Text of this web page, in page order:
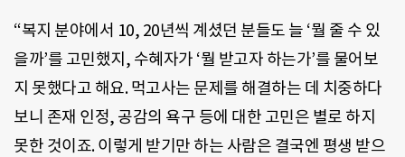
“복지 분야에서 10, 20년씩 계셨던 분들도 늘 ‘뭘 줄 수 있
을까’를 고민했지, 수혜자가 ‘뭘 받고자 하는가’를 물어보
지 못했다고 해요. 먹고사는 문제를 해결하는 데 치중하다
보니 존재 인정, 공감의 욕구 등에 대한 고민은 별로 하지
못한 것이죠. 이렇게 받기만 하는 사람은 결국엔 평생 받으